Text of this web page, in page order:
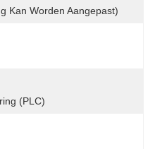
Kan Worden Aangepast)
(PLC)